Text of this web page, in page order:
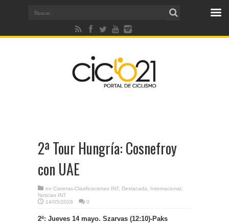
2ª Tour Hungría: Cosnefroy
con UAE
en Carreras-Clasificaciones INT, Destacada Internacional
Noticias INT
14/05/2026
0
2ª: Jueves 14 mayo. Szarvas (12:10)-Paks